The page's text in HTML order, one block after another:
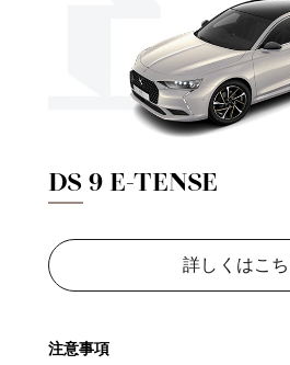
DS 9 E-TENSE
詳しくはこ
注意事項